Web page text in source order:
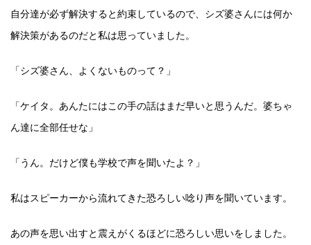
自分達が必ず解決すると約束しているので、シズ婆さんには何か
解決策があるのだと私は思っていました。
「シズ婆さん、よくないものって？」
「ケイタ。あんたにはこの手の話はまだ早いと思うんだ。婆ちゃ
ん達に全部任せな」
「うん。だけど僕も学校で声を聞いたよ？」
私はスピーカーから流れてきた恐ろしい唸り声を聞いています。
あの声を思い出すと震えがくるほどに恐ろしい思いをしました。